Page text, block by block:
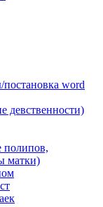
word
девственности)
полипов,
матки)